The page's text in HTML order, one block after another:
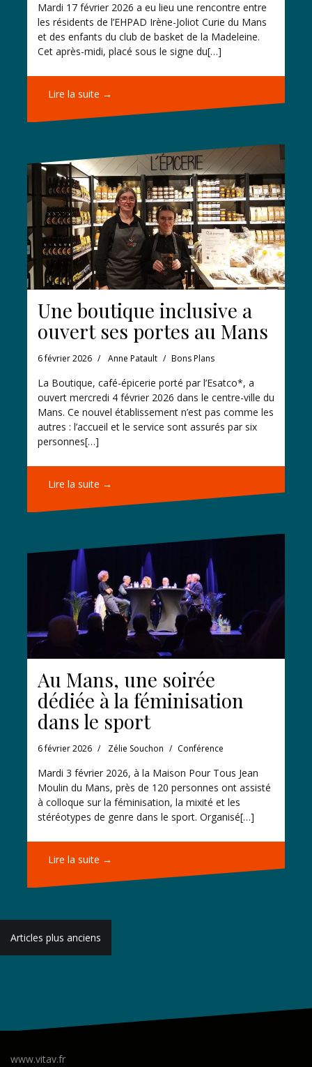
Mardi 17 février 2026 a eu lieu une rencontre entre
les résidents de l’EHPAD Irène-Joliot Curie du Mans
et des enfants du club de basket de la Madeleine.
Cet après-midi, placé sous le signe du[…]
Lire la suite →
Une boutique inclusive a
ouvert ses portes au Mans
6 février 2026 Anne Patault Bons Plans
La Boutique, café-épicerie porté par l’Esatco*, a
ouvert mercredi 4 février 2026 dans le centre-ville du
Mans. Ce nouvel établissement n’est pas comme les
autres : l’accueil et le service sont assurés par six
personnes[…]
Lire la suite →
Au Mans, une soirée
dédiée à la féminisation
dans le sport
6 février 2026 Zélie Souchon Conférence
Mardi 3 février 2026, à la Maison Pour Tous Jean
Moulin du Mans, près de 120 personnes ont assisté
à colloque sur la féminisation, la mixité et les
stéréotypes de genre dans le sport. Organisé[…]
Lire la suite →
Navigation
des
Articles plus anciens
www.vitav.fr